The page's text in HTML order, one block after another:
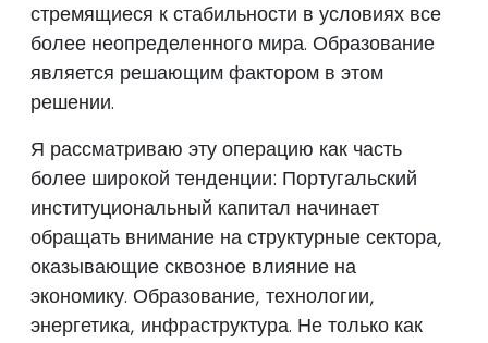
стремящиеся к стабильности в условиях все
более неопределенного мира. Образование
является решающим фактором в этом
решении.
Я рассматриваю эту операцию как часть
более широкой тенденции: Португальский
институциональный капитал начинает
обращать внимание на структурные сектора,
оказывающие сквозное влияние на
экономику. Образование, технологии,
энергетика, инфраструктура. Не только как